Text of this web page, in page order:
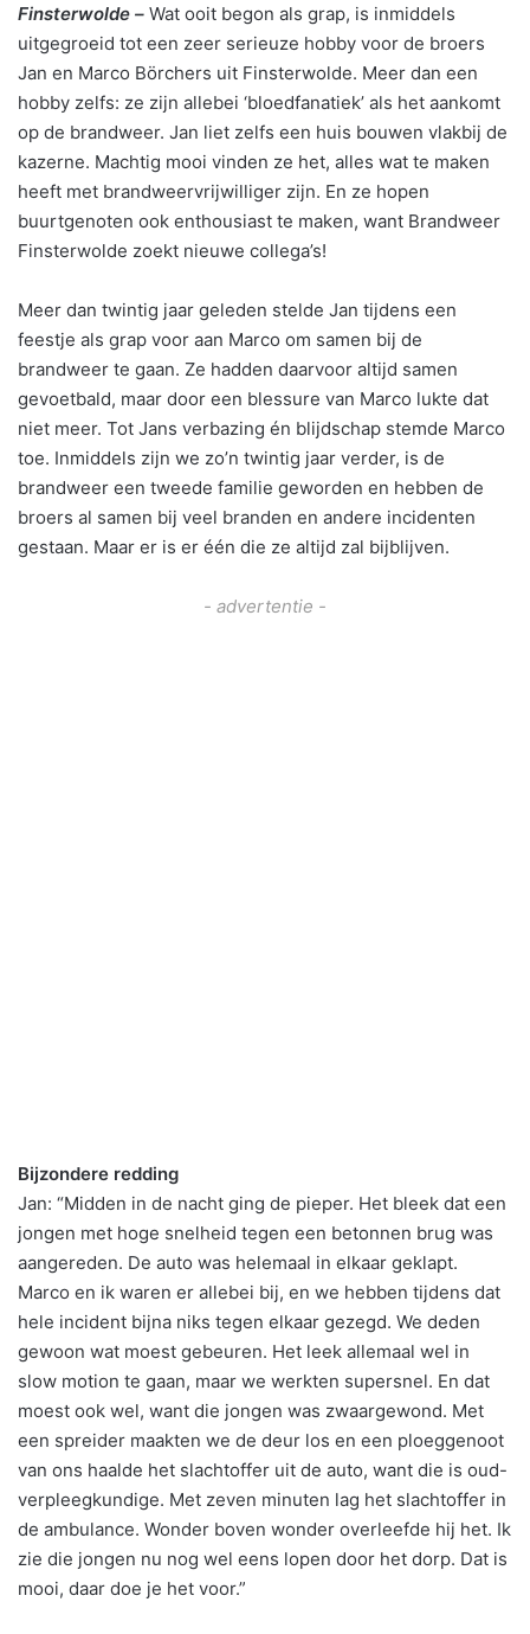
Finsterwolde – Wat ooit begon als grap, is inmiddels
uitgegroeid tot een zeer serieuze hobby voor de broers
Jan en Marco Börchers uit Finsterwolde. Meer dan een
hobby zelfs: ze zijn allebei ‘bloedfanatiek’ als het aankomt
op de brandweer. Jan liet zelfs een huis bouwen vlakbij de
kazerne. Machtig mooi vinden ze het, alles wat te maken
heeft met brandweervrijwilliger zijn. En ze hopen
buurtgenoten ook enthousiast te maken, want Brandweer
Finsterwolde zoekt nieuwe collega’s!
Meer dan twintig jaar geleden stelde Jan tijdens een
feestje als grap voor aan Marco om samen bij de
brandweer te gaan. Ze hadden daarvoor altijd samen
gevoetbald, maar door een blessure van Marco lukte dat
niet meer. Tot Jans verbazing én blijdschap stemde Marco
toe. Inmiddels zijn we zo’n twintig jaar verder, is de
brandweer een tweede familie geworden en hebben de
broers al samen bij veel branden en andere incidenten
gestaan. Maar er is er één die ze altijd zal bijblijven.
- advertentie -
Bijzondere redding
Jan: “Midden in de nacht ging de pieper. Het bleek dat een
jongen met hoge snelheid tegen een betonnen brug was
aangereden. De auto was helemaal in elkaar geklapt.
Marco en ik waren er allebei bij, en we hebben tijdens dat
hele incident bijna niks tegen elkaar gezegd. We deden
gewoon wat moest gebeuren. Het leek allemaal wel in
slow motion te gaan, maar we werkten supersnel. En dat
moest ook wel, want die jongen was zwaargewond. Met
een spreider maakten we de deur los en een ploeggenoot
van ons haalde het slachtoffer uit de auto, want die is oud-
verpleegkundige. Met zeven minuten lag het slachtoffer in
de ambulance. Wonder boven wonder overleefde hij het. Ik
zie die jongen nu nog wel eens lopen door het dorp. Dat is
mooi, daar doe je het voor.”